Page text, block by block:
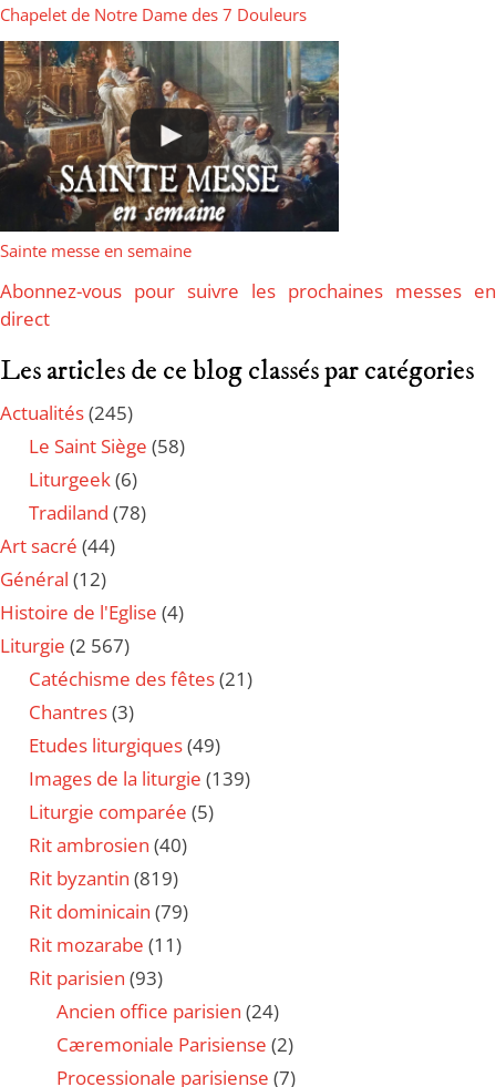
Chapelet de Notre Dame des 7 Douleurs
Sainte messe en semaine
Abonnez-vous pour suivre les prochaines messes en
direct
Les articles de ce blog classés par catégories
Actualités(245)
Le Saint Siège (58)
Liturgeek(6)
Tradiland (78)
Art sacré (44)
Général (12)
Histoire de l'Eglise (4)
Liturgie (2 567)
Catéchisme des fêtes(21)
Chantres(3)
Etudes liturgiques(49)
Images de la liturgie (139)
Liturgie comparée (5)
Rit ambrosien (40)
Rit byzantin (819)
Rit dominicain (79)
Rit mozarabe (11)
Rit parisien (93)
Ancien office parisien (24)
Cæremoniale Parisiense (2)
Processionale parisiense (7)